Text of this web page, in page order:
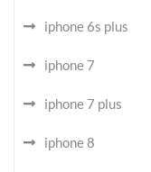
iphone 6s plus
iphone 7
iphone 7 plus
iphone 8